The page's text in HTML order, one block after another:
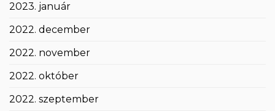
2023. január
2022. december
2022. november
2022. október
2022. szeptember